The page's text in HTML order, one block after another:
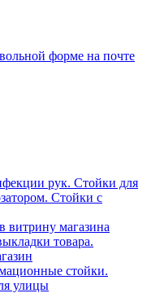
форме на почте
рук. Стойки для
Стойки с
витрину магазина
товара.
стойки.
улицы